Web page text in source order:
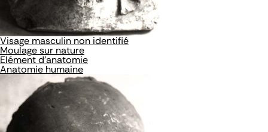
Visage masculin non identifié
Moulage sur nature
Elément d'anatomie
Anatomie humaine